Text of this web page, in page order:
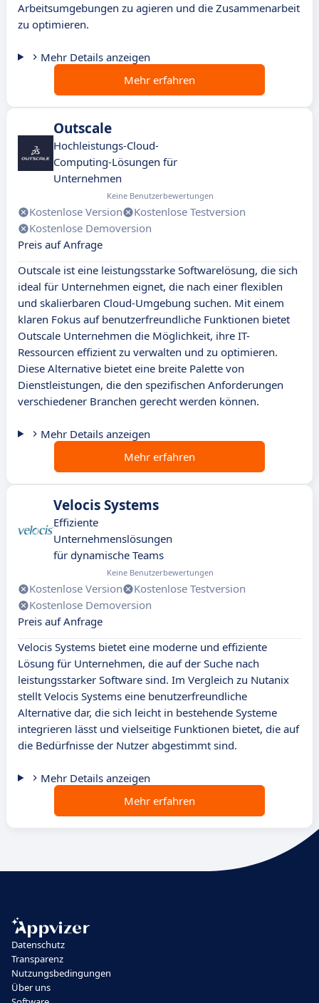
Arbeitsumgebungen zu agieren und die Zusammenarbeit
zu optimieren.
Mehr Details anzeigen
Mehr erfahren
Outscale
Hochleistungs-Cloud-
Computing-Lösungen für
Unternehmen
Keine Benutzerbewertungen
Kostenlose Version
Kostenlose Testversion
Kostenlose Demoversion
Preis auf Anfrage
Outscale ist eine leistungsstarke Softwarelösung, die sich
ideal für Unternehmen eignet, die nach einer flexiblen
und skalierbaren Cloud-Umgebung suchen. Mit einem
klaren Fokus auf benutzerfreundliche Funktionen bietet
Outscale Unternehmen die Möglichkeit, ihre IT-
Ressourcen effizient zu verwalten und zu optimieren.
Diese Alternative bietet eine breite Palette von
Dienstleistungen, die den spezifischen Anforderungen
verschiedener Branchen gerecht werden können.
Mehr Details anzeigen
Mehr erfahren
Velocis Systems
Effiziente
Unternehmenslösungen
für dynamische Teams
Keine Benutzerbewertungen
Kostenlose Version
Kostenlose Testversion
Kostenlose Demoversion
Preis auf Anfrage
Velocis Systems bietet eine moderne und effiziente
Lösung für Unternehmen, die auf der Suche nach
leistungsstarker Software sind. Im Vergleich zu Nutanix
stellt Velocis Systems eine benutzerfreundliche
Alternative dar, die sich leicht in bestehende Systeme
integrieren lässt und vielseitige Funktionen bietet, die auf
die Bedürfnisse der Nutzer abgestimmt sind.
Mehr Details anzeigen
Mehr erfahren
Datenschutz
Transparenz
Nutzungsbedingungen
Über uns